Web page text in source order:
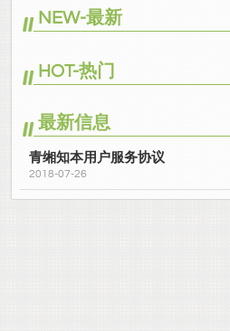
NEW-最新
HOT-热门
最新信息
青缃知本用户服务协议
2018-07-26